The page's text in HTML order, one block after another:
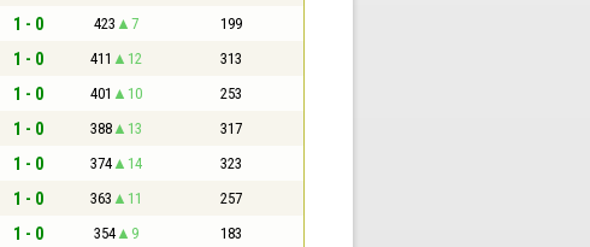
1 - 0 423 7 199
1 - 0 411 12 313
1 - 0 401 10 253
1 - 0 388 13 317
1 - 0 374 14 323
1 - 0 363 11 257
1 - 0 354 9 183